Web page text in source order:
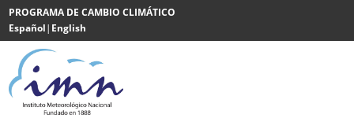
Saltar al contenido
PROGRAMA DE CAMBIO CLIMÁTICO
Español| English
Powered
by
Translate